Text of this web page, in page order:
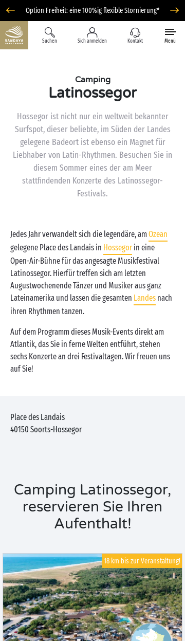
Option Freiheit: eine 100%ig flexible Stornierung*
Suchen Sich anmelden Kontakt Menü
Camping
Latinossegor
Hossegor ist nicht nur ein weltweit bekannter
Surfspot, dieser beliebte, im Süden der Landes
gelegene Badeort ist ebenso ein Magnet für
Liebhaber von Latin-Rhythmen. Besuchen Sie in
diesem Sommer eines der am Meer
stattfindenden Konzerte des Latinossegor-
Festivals.
Jedes Jahr verwandelt sich die legendäre, amOzean
gelegene Place des Landais in Hossegor in eine
Open-Air-Bühne für das angesagte Musikfestival
Latinossegor. Hierfür treffen sich am letzten
Augustwochenende Tänzer und Musiker aus ganz
Lateinamerika und lassen die gesamten Landes nach
ihren Rhythmen tanzen.
Auf dem Programm dieses Musik-Events direkt am
Atlantik, das Sie in ferne Welten entführt, stehen
sechs Konzerte an drei Festivaltagen. Wir freuen uns
auf Sie!
Place des Landais
40150 Soorts-Hossegor
Camping Latinossegor,
reservieren Sie Ihren
Aufenthalt!
18 km bis zur Veranstaltung!